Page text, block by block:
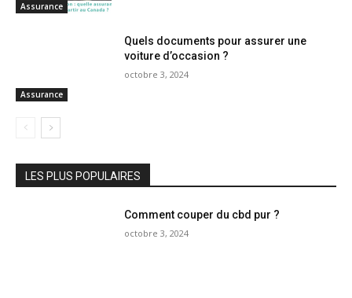
Assurance
Assurance
Quels documents pour assurer une
voiture d’occasion ?
octobre 3, 2024
LES PLUS POPULAIRES
Comment couper du cbd pur ?
octobre 3, 2024